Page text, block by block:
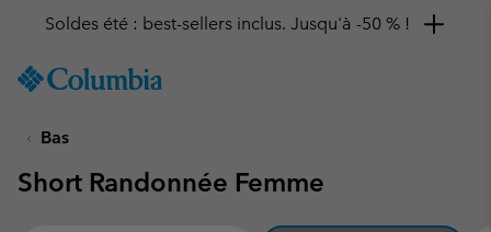
TO
SKIP
MAIN
Soldes été : best-sellers inclus. Jusqu'à -50 % !
Bas
Short Randonnée Femme